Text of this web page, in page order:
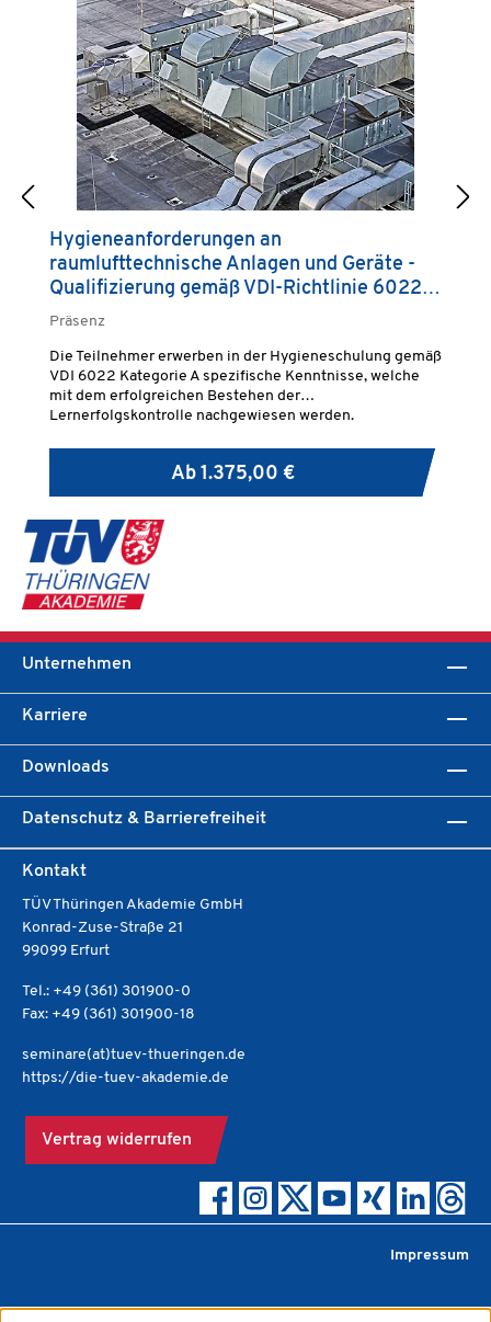
Hygieneanforderungen an
raumlufttechnische Anlagen und Geräte -
Qualifizierung gemäß VDI-Richtlinie 6022
Kategorie A
Präsenz
Die Teilnehmer erwerben in der Hygieneschulung gemäß
VDI 6022 Kategorie A spezifische Kenntnisse, welche
mit dem erfolgreichen Bestehen der
Lernerfolgskontrolle nachgewiesen werden.
Ab 1.375,00 €
Unternehmen
Karriere
Downloads
Datenschutz & Barrierefreiheit
Kontakt
TÜV Thüringen Akademie GmbH
Konrad-Zuse-Straße 21
99099 Erfurt
Tel.: +49 (361) 301900-0
Fax: +49 (361) 301900-18
seminare(at)tuev-thueringen.de
https://die-tuev-akademie.de
Vertrag widerrufen
Impressum